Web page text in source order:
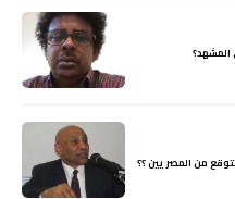
المشهد؟
تتوقع من المصريين ؟؟